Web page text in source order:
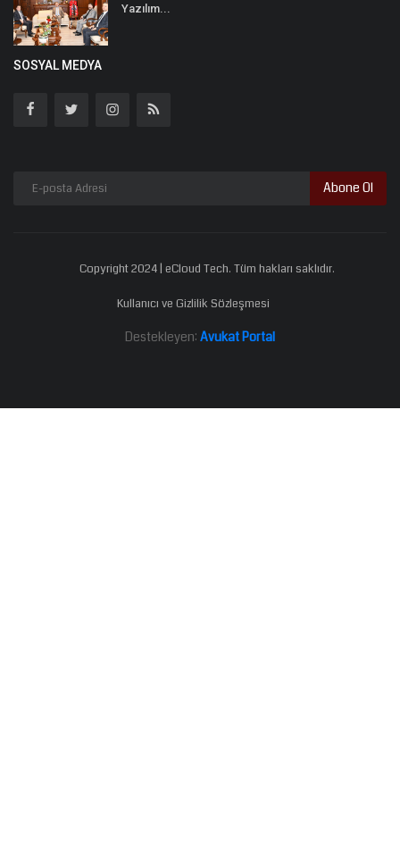
Yazılım...
SOSYAL MEDYA
Abone Ol
Copyright 2024 | eCloud Tech. Tüm hakları saklıdır.
Kullanıcı ve Gizlilik Sözleşmesi
Destekleyen: Avukat Portal